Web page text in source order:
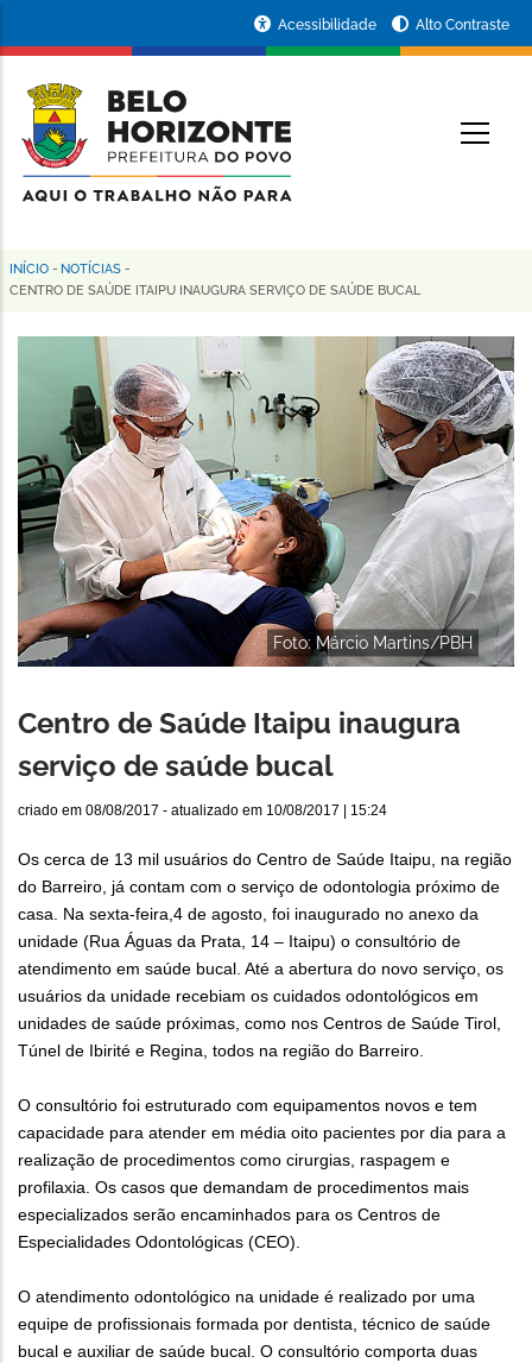
conteúdo
principal
da
Prefeitura
de
Horizonte
Acessibilidade Alto Contraste
Trilha
navegação
INÍCIO - NOTÍCIAS -
CENTRO DE SAÚDE ITAIPU INAUGURA SERVIÇO DE SAÚDE BUCAL
Foto: Márcio Martins/PBH
Centro de Saúde Itaipu inaugura
serviço de saúde bucal
criado em 08/08/2017 - atualizado em 10/08/2017 | 15:24
Os cerca de 13 mil usuários do Centro de Saúde Itaipu, na região
do Barreiro, já contam com o serviço de odontologia próximo de
casa. Na sexta-feira,4 de agosto, foi inaugurado no anexo da
unidade (Rua Águas da Prata, 14 – Itaipu) o consultório de
atendimento em saúde bucal. Até a abertura do novo serviço, os
usuários da unidade recebiam os cuidados odontológicos em
unidades de saúde próximas, como nos Centros de Saúde Tirol,
Túnel de Ibirité e Regina, todos na região do Barreiro.
O consultório foi estruturado com equipamentos novos e tem
capacidade para atender em média oito pacientes por dia para a
realização de procedimentos como cirurgias, raspagem e
profilaxia. Os casos que demandam de procedimentos mais
especializados serão encaminhados para os Centros de
Especialidades Odontológicas (CEO).
O atendimento odontológico na unidade é realizado por uma
equipe de profissionais formada por dentista, técnico de saúde
bucal e auxiliar de saúde bucal. O consultório comporta duas